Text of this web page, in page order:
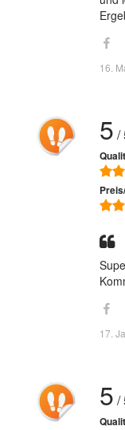
16.
5 /
17.
5 /